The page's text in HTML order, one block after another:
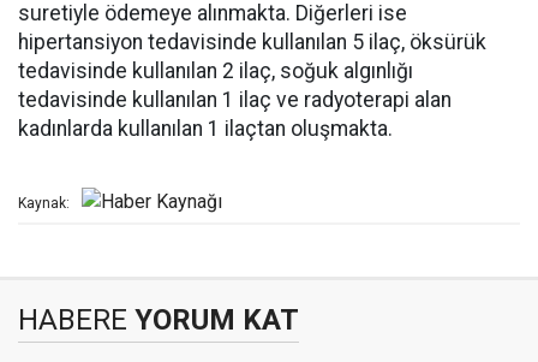
suretiyle ödemeye alınmakta. Diğerleri ise
hipertansiyon tedavisinde kullanılan 5 ilaç, öksürük
tedavisinde kullanılan 2 ilaç, soğuk algınlığı
tedavisinde kullanılan 1 ilaç ve radyoterapi alan
kadınlarda kullanılan 1 ilaçtan oluşmakta.
Kaynak:
HABERE YORUM KAT